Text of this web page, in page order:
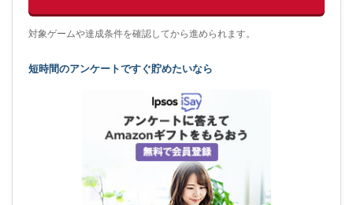
対象ゲームや達成条件を確認してから進められます。
短時間のアンケートですぐ貯めたいなら